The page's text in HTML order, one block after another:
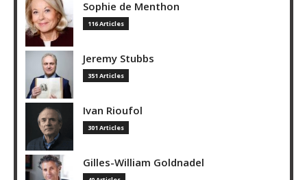
Sophie de Menthon
116 Articles
Jeremy Stubbs
351 Articles
Ivan Rioufol
301 Articles
Gilles-William Goldnadel